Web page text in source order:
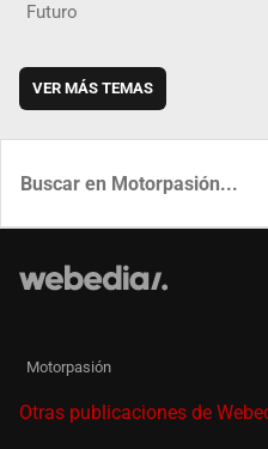
Futuro
VER MÁS TEMAS
Motorpasión
Otras publicaciones de